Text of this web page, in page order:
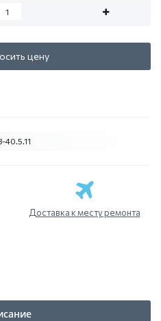
цену
40.5.11
Доставка к месту ремонта